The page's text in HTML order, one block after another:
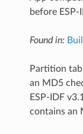
before ESP-
Found in:
Partition
an MD5
ESP-IDF
contains an